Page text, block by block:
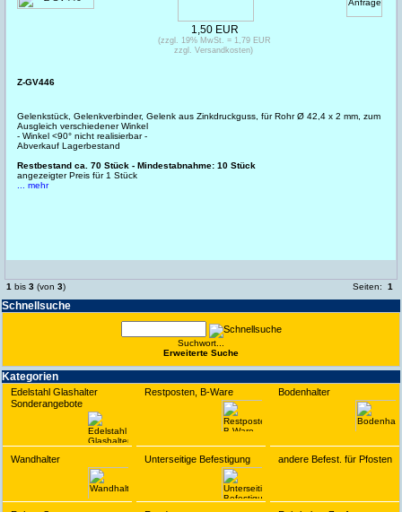
Schnell­suche
Suchwort...
Erwei­terte Suche
Kate­gorien
Edelstahl Glashalter
Sonderangebote
Restposten, B-Ware Bodenhalter
Wandhalter Unterseitige Befestigung andere Befest. für Pfosten
Z-GV446
Gelenkstück, Gelenkverbinder, Gelenk aus Zinkdruckguss, für Rohr Ø 42,4 x 2 mm, zum
Ausgleich verschiedener Winkel
- Winkel <90° nicht realisierbar -
Abverkauf Lagerbestand
Restbestand ca. 70 Stück - Mindestabnahme: 10 Stück
angezeigter Preis für 1 Stück
... mehr
1,50 EUR
(zzgl. 19% MwSt. = 1,79 EUR
zzgl. Versandkosten)
1 bis 3 (von 3) Seiten: 1